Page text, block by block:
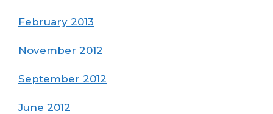
February 2013
November 2012
September 2012
June 2012